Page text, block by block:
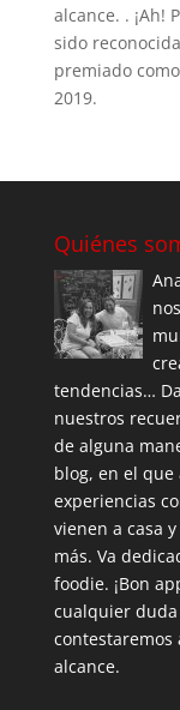
alcance. . ¡Ah!
sido
premiado
2019.
Quiénes
tendencias…
nuestros
de alguna
blog, en el
experiencias
vienen a casa
más. Va
foodie. ¡Bon
cualquier
alcance.